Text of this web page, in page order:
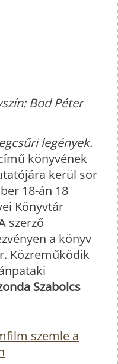
Bod Péter
legények.
könyvének
kerül sor
18-án 18
Könyvtár
szerző
a könyv
Közreműködik
Szabolcs
szemle a